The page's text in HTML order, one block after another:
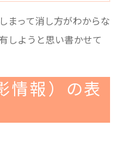
まって消し方がわからな
しようと思い書かせて
情報）の表